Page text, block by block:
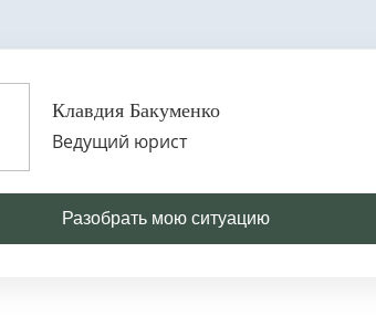
Клавдия Бакуменко
Ведущий юрист
Разобрать мою ситуацию